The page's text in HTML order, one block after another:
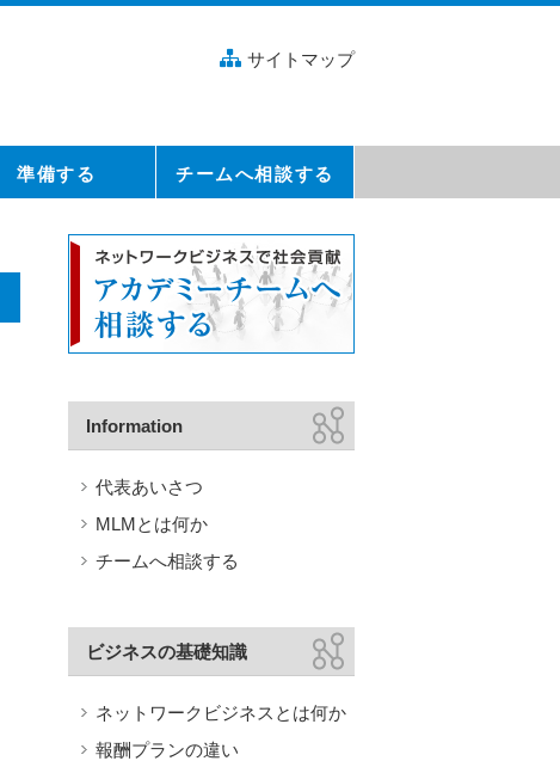
サイトマップ
準備する チームへ相談する
Information
代表あいさつ
MLMとは何か
チームへ相談する
ビジネスの基礎知識
ネットワークビジネスとは何か
報酬プランの違い